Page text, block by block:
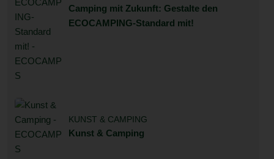
Camping mit Zukunft: Gestalte den
ECOCAMPING-Standard mit!
KUNST & CAMPING
Kunst & Camping